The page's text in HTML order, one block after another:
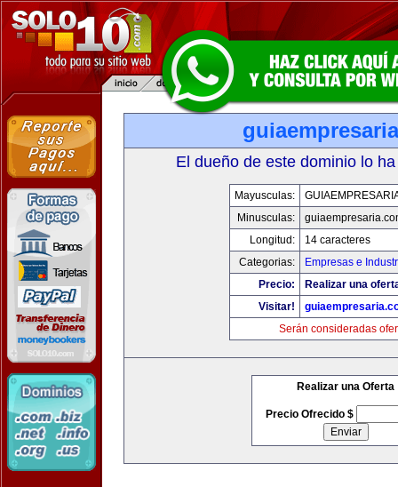
El dueño de este dominio lo
Mayusculas:
Minusculas:
Longitud:
14 caracteres
Categorias:
Empresas e
Precio:
Realizar una
Visitar!
Serán consideradas
Realizar una Oferta
Precio Ofrecido $